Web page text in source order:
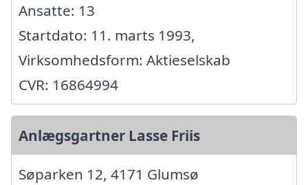
Ansatte: 13
Startdato: 11. marts 1993,
Virksomhedsform: Aktieselskab
CVR: 16864994
Anlægsgartner Lasse Friis
Søparken 12, 4171 Glumsø